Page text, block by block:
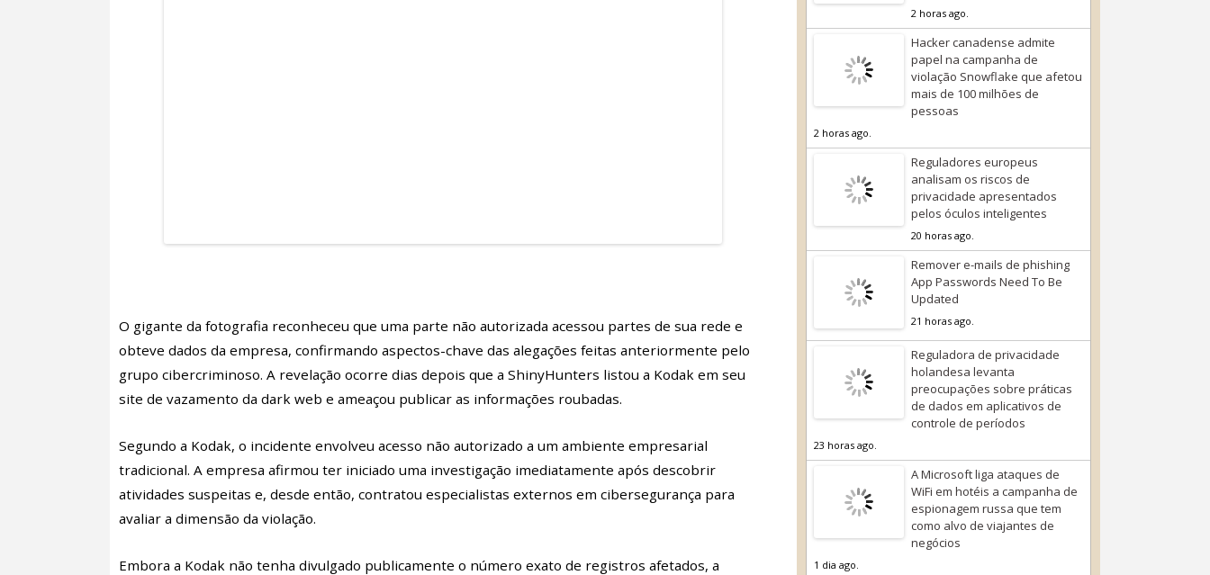
O gigante da fotografia reconheceu que uma parte não autorizada acessou partes de sua rede e
obteve dados da empresa, confirmando aspectos-chave das alegações feitas anteriormente pelo
grupo cibercriminoso. A revelação ocorre dias depois que a ShinyHunters listou a Kodak em seu
site de vazamento da dark web e ameaçou publicar as informações roubadas.
Segundo a Kodak, o incidente envolveu acesso não autorizado a um ambiente empresarial
tradicional. A empresa afirmou ter iniciado uma investigação imediatamente após descobrir
atividades suspeitas e, desde então, contratou especialistas externos em cibersegurança para
avaliar a dimensão da violação.
Embora a Kodak não tenha divulgado publicamente o número exato de registros afetados, a
2 horas ago.
Hacker canadense admite
papel na campanha de
violação Snowflake que afetou
mais de 100 milhões de
pessoas
2 horas ago.
Reguladores europeus
analisam os riscos de
privacidade apresentados
pelos óculos inteligentes
20 horas ago.
Remover e-mails de phishing
App Passwords Need To Be
Updated
21 horas ago.
Reguladora de privacidade
holandesa levanta
preocupações sobre práticas
de dados em aplicativos de
controle de períodos
23 horas ago.
A Microsoft liga ataques de
WiFi em hotéis a campanha de
espionagem russa que tem
como alvo de viajantes de
negócios
1 dia ago.